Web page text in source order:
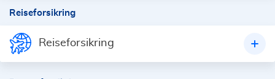
Reiseforsikring
Reiseforsikring